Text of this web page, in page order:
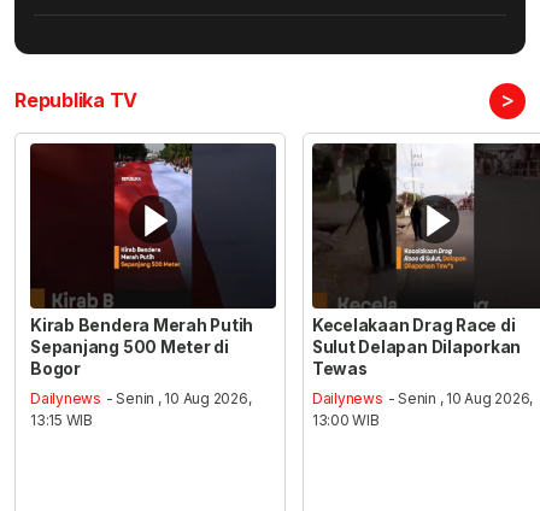
Republika TV >
Kirab Bendera Merah Putih
Sepanjang 500 Meter di
Bogor
Dailynews - Senin , 10 Aug 2026,
13:15 WIB
Kecelakaan Drag Race di
Sulut Delapan Dilaporkan
Tewas
Dailynews - Senin , 10 Aug 2026,
13:00 WIB